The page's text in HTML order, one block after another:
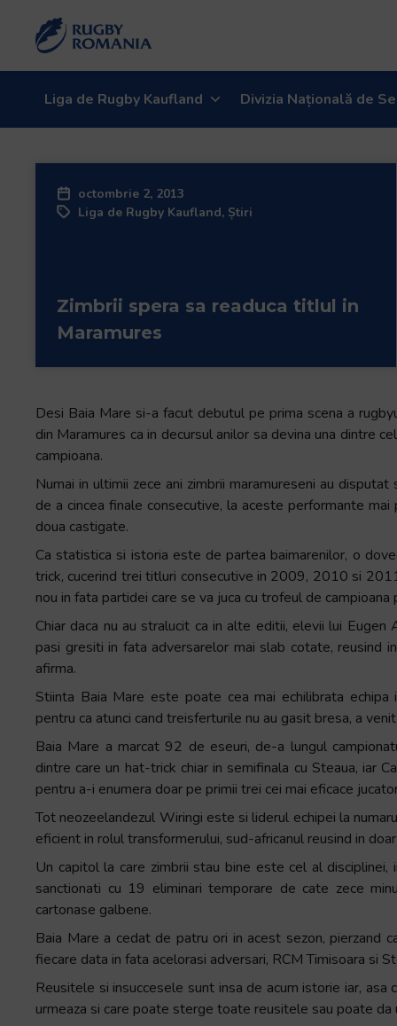
Liga de Rugby Kaufland Divizia Națională de
octombrie 2, 2013
Liga de Rugby Kaufland, Știri
Zimbrii spera sa readuca titlul in
Maramures
Desi Baia Mare si-a facut debutul pe prima scena a
din Maramures ca in decursul anilor sa devina una dintre
campioana.
Numai in ultimii zece ani zimbrii maramureseni au
de a cincea finale consecutive, la aceste performante
doua castigate.
Ca statistica si istoria este de partea baimarenilor, o
trick, cucerind trei titluri consecutive in 2009, 2010 si
nou in fata partidei care se va juca cu trofeul de campioana
Chiar daca nu au stralucit ca in alte editii, elevii lui
pasi gresiti in fata adversarelor mai slab cotate, reusind
afirma.
Stiinta Baia Mare este poate cea mai echilibrata
pentru ca atunci cand treisferturile nu au gasit bresa, a
Baia Mare a marcat 92 de eseuri, de-a lungul
dintre care un hat-trick chiar in semifinala cu Steaua, iar
pentru a-i enumera doar pe primii trei cei mai eficace
Tot neozeelandezul Wiringi este si liderul echipei la
eficient in rolul transformerului, sud-africanul reusind in
Un capitol la care zimbrii stau bine este cel al
sanctionati cu 19 eliminari temporare de cate zece
cartonase galbene.
Baia Mare a cedat de patru ori in acest sezon,
fiecare data in fata acelorasi adversari, RCM Timisoara si
Reusitele si insuccesele sunt insa de acum istorie iar,
urmeaza si care poate sterge toate reusitele sau poate da